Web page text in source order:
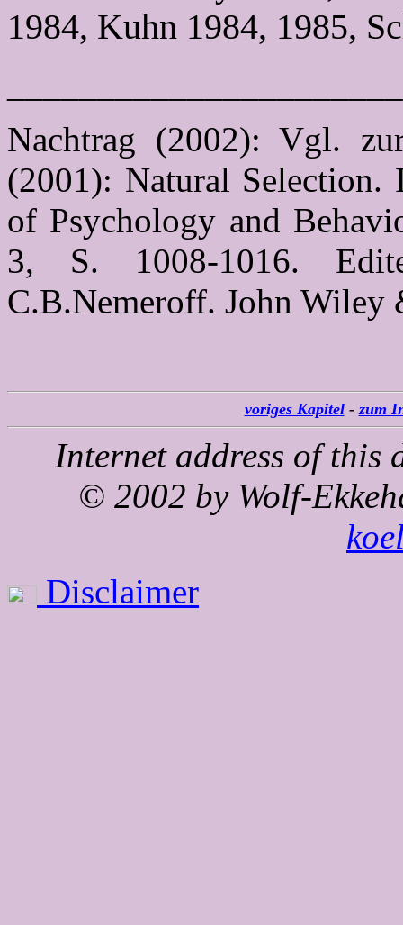
1984, Kuhn 1984, 1985,
Nachtrag (2002): Vgl.
(2001): Natural
of Psychology and
3, S. 1008-1016.
C.B.Nemeroff. John Wiley
voriges Kapitel-zum
Internet address of this
© 2002 by Wolf-
Disclaimer